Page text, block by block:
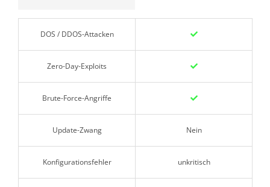
DOS / DDOS-Attacken
Zero-Day-Exploits
Brute-Force-Angriffe
Update-Zwang Nein
Konfigurationsfehler unkritisch